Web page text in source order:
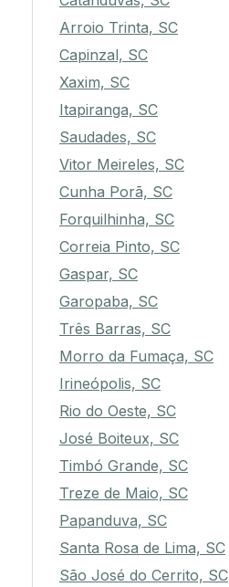
Arroio Trinta, SC
Capinzal, SC
Xaxim, SC
Itapiranga, SC
Saudades, SC
Vitor Meireles, SC
Cunha Porã, SC
Forquilhinha, SC
Correia Pinto, SC
Gaspar, SC
Garopaba, SC
Três Barras, SC
Morro da Fumaça, SC
Irineópolis, SC
Rio do Oeste, SC
José Boiteux, SC
Timbó Grande, SC
Treze de Maio, SC
Papanduva, SC
Santa Rosa de Lima, SC
São José do Cerrito, SC